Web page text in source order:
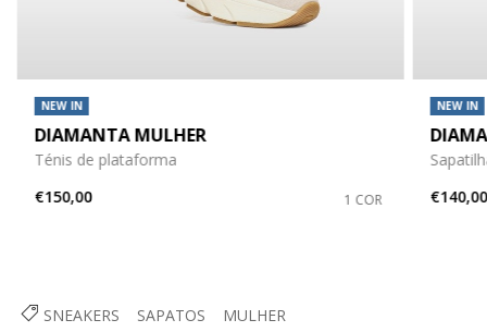
SNEAKERS SAPATOS MULHER
NEW IN
DIAMANTA MULHER
Ténis de plataforma
€150,00
1 COR
NEW IN
€140,00